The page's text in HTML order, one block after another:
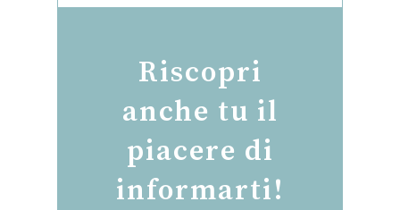
Riscopri
anche tu il
piacere di
informarti!